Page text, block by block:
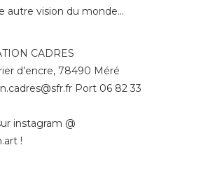
autre vision du monde…
CADRES
d’encre, 78490 Méré
Port 06 82 33
instagram @
!